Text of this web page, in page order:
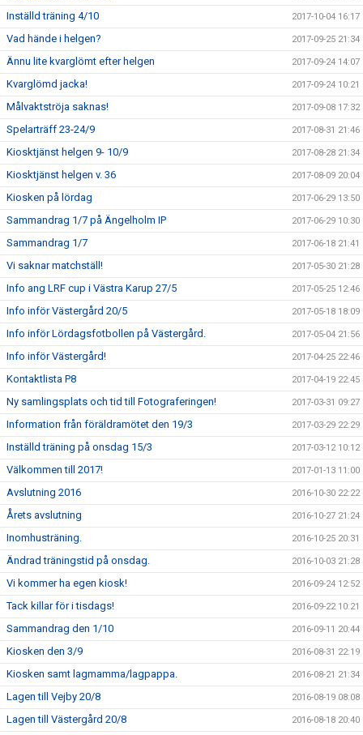
Inställd träning 4/10 2017-10-04 16:17
Vad hände i helgen? 2017-09-25 21:34
Ännu lite kvarglömt efter helgen 2017-09-24 14:07
Kvarglömd jacka! 2017-09-24 10:21
Målvaktströja saknas! 2017-09-08 17:32
Spelarträff 23-24/9 2017-08-31 21:46
Kiosktjänst helgen 9- 10/9 2017-08-28 21:34
Kiosktjänst helgen v. 36 2017-08-09 20:04
Kiosken på lördag 2017-06-29 13:50
Sammandrag 1/7 på Ängelholm IP 2017-06-29 10:30
Sammandrag 1/7 2017-06-18 21:41
Vi saknar matchställ! 2017-05-30 21:28
Info ang LRF cup i Västra Karup 27/5 2017-05-25 12:46
Info inför Västergård 20/5 2017-05-18 18:09
Info inför Lördagsfotbollen på Västergård. 2017-05-04 21:56
Info inför Västergård! 2017-04-25 22:46
Kontaktlista P8 2017-04-19 22:45
Ny samlingsplats och tid till Fotograferingen! 2017-03-31 09:27
Information från föräldramötet den 19/3 2017-03-29 22:29
Inställd träning på onsdag 15/3 2017-03-12 10:12
Välkommen till 2017! 2017-01-13 11:00
Avslutning 2016 2016-10-30 22:22
Årets avslutning 2016-10-27 21:24
Inomhusträning. 2016-10-25 20:31
Ändrad träningstid på onsdag. 2016-10-03 21:28
Vi kommer ha egen kiosk! 2016-09-24 12:52
Tack killar för i tisdags! 2016-09-22 10:21
Sammandrag den 1/10 2016-09-11 20:44
Kiosken den 3/9 2016-08-31 22:19
Kiosken samt lagmamma/lagpappa. 2016-08-21 21:34
Lagen till Vejby 20/8 2016-08-19 08:08
Lagen till Västergård 20/8 2016-08-18 20:40